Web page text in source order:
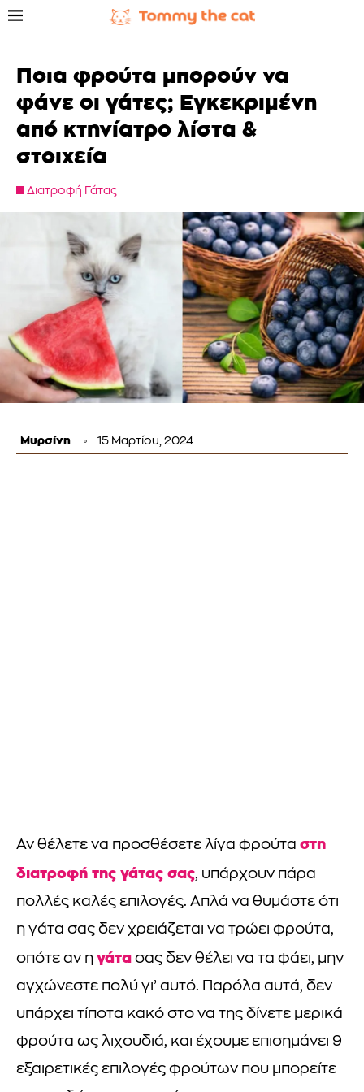
Ποια φρούτα μπορούν να
φάνε οι γάτες; Εγκεκριμένη
από κτηνίατρο λίστα &
στοιχεία
Διατροφή Γάτας
Μυρσίνη 15 Μαρτίου, 2024
Αν θέλετε να προσθέσετε λίγα φρούτα στη
διατροφή της γάτας σας, υπάρχουν πάρα
πολλές καλές επιλογές. Απλά να θυμάστε ότι
η γάτα σας δεν χρειάζεται να τρώει φρούτα,
οπότε αν η γάτα σας δεν θέλει να τα φάει, μην
αγχώνεστε πολύ γι’ αυτό. Παρόλα αυτά, δεν
υπάρχει τίποτα κακό στο να της δίνετε μερικά
φρούτα ως λιχουδιά, και έχουμε επισημάνει 9
εξαιρετικές επιλογές φρούτων που μπορείτε